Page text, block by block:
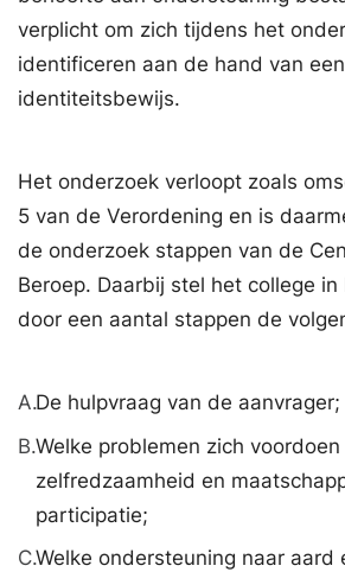
verplicht om zich tijdens het
identificeren aan de hand van
identiteitsbewijs.
Het onderzoek verloopt zoals
5 van de Verordening en is
de onderzoek stappen van de
Beroep. Daarbij stel het college
door een aantal stappen de
A.De hulpvraag van de aanvrager;
B.Welke problemen zich
zelfredzaamheid en
participatie;
C.Welke ondersteuning naar aard